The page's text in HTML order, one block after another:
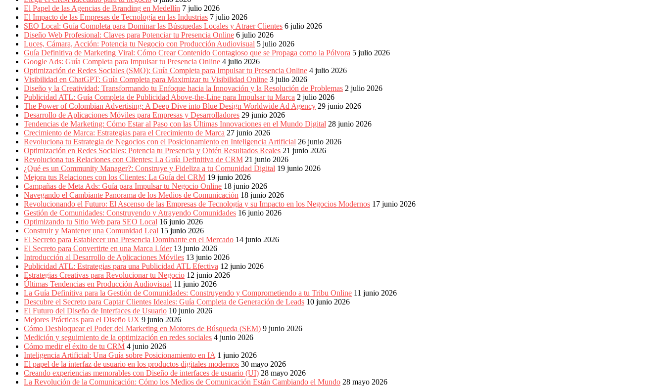
Web,
Móviles,
Estrategias
Digitales,
Estrategias
Publicitarias,
Alianzas,
Clientes,
Innovación,
Tecnología,
Noticias,
Artículos,
Gente,
Contenidos
Calidad,
Eventos
Marketing,
Mercadotecnia,
Eventos
Publicitarios,
Colecciónes,
Marcas,
Insigns,
Radio,
Creatividad,
SEO,
SEM,
Free
Press,
RRPP,
Spots,
Comerciales,
Periodismo,
Revistas,
Magazines
ATL,
BTL,
Periódicos
El Papel de las Agencias de Branding en Medellín 7 julio 2026
El Impacto de las Empresas de Tecnología en las Industrias 7 julio 2026
SEO Local: Guía Completa para Dominar las Búsquedas Locales y Atraer Clientes 6 julio 2026
Diseño Web Profesional: Claves para Potenciar tu Presencia Online 6 julio 2026
Luces, Cámara, Acción: Potencia tu Negocio con Producción Audiovisual 5 julio 2026
Guía Definitiva de Marketing Viral: Cómo Crear Contenido Contagioso que se Propaga como la Pólvora 5 julio 2026
Google Ads: Guía Completa para Impulsar tu Presencia Online 4 julio 2026
Optimización de Redes Sociales (SMO): Guía Completa para Impulsar tu Presencia Online 4 julio 2026
Visibilidad en ChatGPT: Guía Completa para Maximizar tu Visibilidad Online 3 julio 2026
Diseño y la Creatividad: Transformando tu Enfoque hacia la Innovación y la Resolución de Problemas 2 julio 2026
Publicidad ATL: Guía Completa de Publicidad Above-the-Line para Impulsar tu Marca 2 julio 2026
The Power of Colombian Advertising: A Deep Dive into Blue Design Worldwide Ad Agency 29 junio 2026
Desarrollo de Aplicaciones Móviles para Empresas y Desarrolladores 29 junio 2026
Tendencias de Marketing: Cómo Estar al Paso con las Últimas Innovaciones en el Mundo Digital 28 junio 2026
Crecimiento de Marca: Estrategias para el Crecimiento de Marca 27 junio 2026
Revoluciona tu Estrategia de Negocios con el Posicionamiento en Inteligencia Artificial 26 junio 2026
Optimización en Redes Sociales: Potencia tu Presencia y Obtén Resultados Reales 21 junio 2026
Revoluciona tus Relaciones con Clientes: La Guía Definitiva de CRM 21 junio 2026
¿Qué es un Community Manager?: Construye y Fideliza a tu Comunidad Digital 19 junio 2026
Mejora tus Relaciones con los Clientes: La Guía del CRM 19 junio 2026
Campañas de Meta Ads: Guía para Impulsar tu Negocio Online 18 junio 2026
Navegando el Cambiante Panorama de los Medios de Comunicación 18 junio 2026
Revolucionando el Futuro: El Ascenso de las Empresas de Tecnología y su Impacto en los Negocios Modernos 17 junio 2026
Gestión de Comunidades: Construyendo y Atrayendo Comunidades 16 junio 2026
Optimizando tu Sitio Web para SEO Local 16 junio 2026
Construir y Mantener una Comunidad Leal 15 junio 2026
El Secreto para Establecer una Presencia Dominante en el Mercado 14 junio 2026
El Secreto para Convertirte en una Marca Líder 13 junio 2026
Introducción al Desarrollo de Aplicaciones Móviles 13 junio 2026
Publicidad ATL: Estrategias para una Publicidad ATL Efectiva 12 junio 2026
Estrategias Creativas para Revolucionar tu Negocio 12 junio 2026
Últimas Tendencias en Producción Audiovisual 11 junio 2026
La Guía Definitiva para la Gestión de Comunidades: Construyendo y Comprometiendo a tu Tribu Online 11 junio 2026
Descubre el Secreto para Captar Clientes Ideales: Guía Completa de Generación de Leads 10 junio 2026
El Futuro del Diseño de Interfaces de Usuario 10 junio 2026
Mejores Prácticas para el Diseño UX 9 junio 2026
Cómo Desbloquear el Poder del Marketing en Motores de Búsqueda (SEM) 9 junio 2026
Medición y seguimiento de la optimización en redes sociales 4 junio 2026
Cómo medir el éxito de tu CRM 4 junio 2026
Inteligencia Artificial: Una Guía sobre Posicionamiento en IA 1 junio 2026
El papel de la interfaz de usuario en los productos digitales modernos 30 mayo 2026
Creando experiencias memorables con Diseño de interfaces de usuario (UI) 28 mayo 2026
La Revolución de la Comunicación: Cómo los Medios de Comunicación Están Cambiando el Mundo 28 mayo 2026